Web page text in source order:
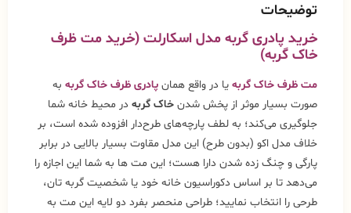
توضیحات
خرید پادری گربه مدل اسکارلت (خرید مت ظرف
خاک گربه)
مت ظرف خاک گربه یا در واقع همان پادری ظرف خاک گربه به
صورت بسیار موثر از پخش شدن خاک گربه در محیط خانه شما
جلوگیری می‌کند؛ به لطف پارچه‌های طرح‌دار افزوده شده است، بر
خلاف مدل اکو (بدون طرح) این مدل مقاوت بسیار بالایی در برابر
پارگی و چنگ زده شدن دارا هست؛ این مت ها به شما این اجازه را
می‌دهد تا بر اساس دکوراسیون خانه خود یا شخصیت گربه تان،
طرحی را انتخاب نمایید؛ طراحی منحصر بفرد دو لایه این مت به